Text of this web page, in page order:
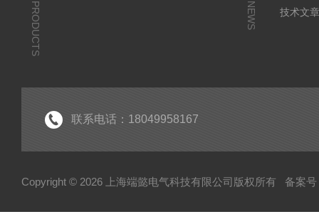
PRODUCTS NEWS
技术文
联系电话：18049958167
Copyright © 2026 上海端懿电气科技有限公司版权所有 备案号